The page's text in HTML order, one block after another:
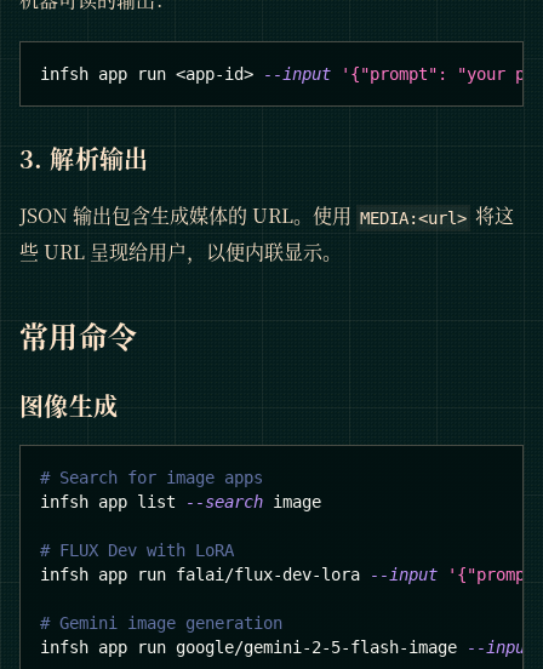
infsh app run <app-id> --input '{"prompt": "your
3. 解析输出
JSON 输出包含生成媒体的 URL。使用 MEDIA:<url> 将这
些 URL 呈现给用户，以便内联显示。
常用命令
图像生成
# Search for image apps
infsh app list
--search image
# FLUX Dev with LoRA
infsh app run falai/flux-dev-lora
--input
# Gemini image generation
infsh app run google/gemini-2-5-flash-image
--input